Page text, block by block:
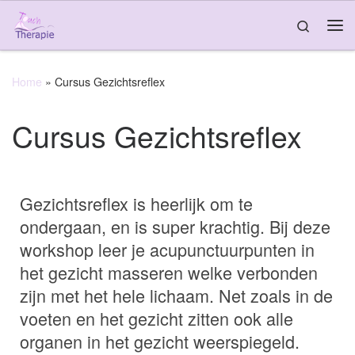
Skip to content Search
Home » Cursus Gezichtsreflex
Cursus Gezichtsreflex
Gezichtsreflex is heerlijk om te
ondergaan, en is super krachtig. Bij deze
workshop leer je acupunctuurpunten in
het gezicht masseren welke verbonden
zijn met het hele lichaam. Net zoals in de
voeten en het gezicht zitten ook alle
organen in het gezicht weerspiegeld.